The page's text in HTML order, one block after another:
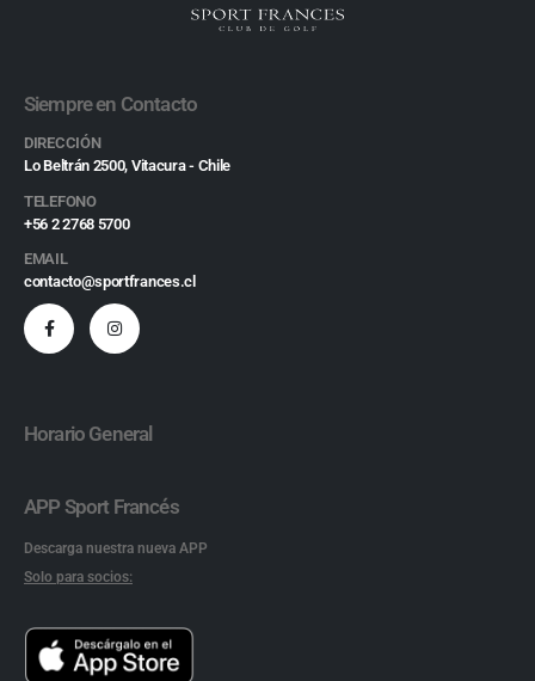
Siempre en Contacto
DIRECCIÓN
Lo Beltrán 2500, Vitacura - Chile
TELEFONO
+56 2 2768 5700
EMAIL
contacto@sportfrances.cl
Horario General
APP Sport Francés
Descarga nuestra nueva APP
Solo para socios: